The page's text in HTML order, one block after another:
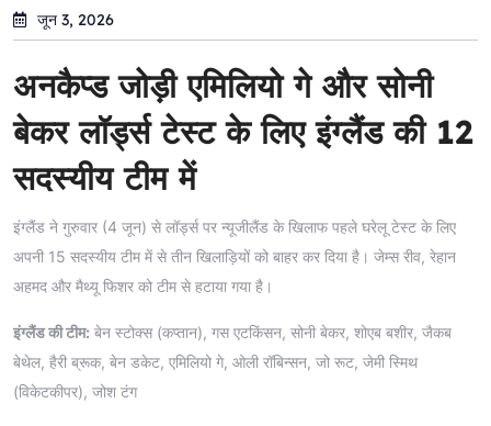
जून 3, 2026
अनकैप्ड जोड़ी एमिलियो गे और सोनी
बेकर लॉर्ड्स टेस्ट के लिए इंग्लैंड की 12
सदस्यीय टीम में
इंग्लैंड ने गुरुवार (4 जून) से लॉर्ड्स पर न्यूजीलैंड के खिलाफ पहले घरेलू टेस्ट के लिए
अपनी 15 सदस्यीय टीम में से तीन खिलाड़ियों को बाहर कर दिया है। जेम्स रीव, रेहान
अहमद और मैथ्यू फिशर को टीम से हटाया गया है।
इंग्लैंड की टीम: बेन स्टोक्स (कप्तान), गस एटकिंसन, सोनी बेकर, शोएब बशीर, जैकब
बेथेल, हैरी ब्रूक, बेन डकेट, एमिलियो गे, ओली रॉबिन्सन, जो रूट, जेमी स्मिथ
(विकेटकीपर), जोश टंग